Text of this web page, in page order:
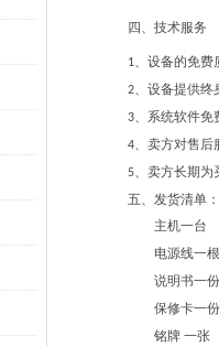
四、技术服务
1、设备的免费
2、设备提供终
3、系统软件免
4、卖方对售后
5、卖方长期为
五、发货清单：
主机一台
电源线一根
说明书一份
保修卡一份
铭牌 一张